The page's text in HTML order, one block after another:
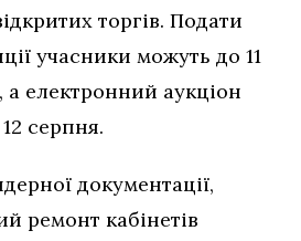
торгів. Подати
учасники можуть до 11
а електронний аукціон
серпня.
документації,
ремонт кабінетів